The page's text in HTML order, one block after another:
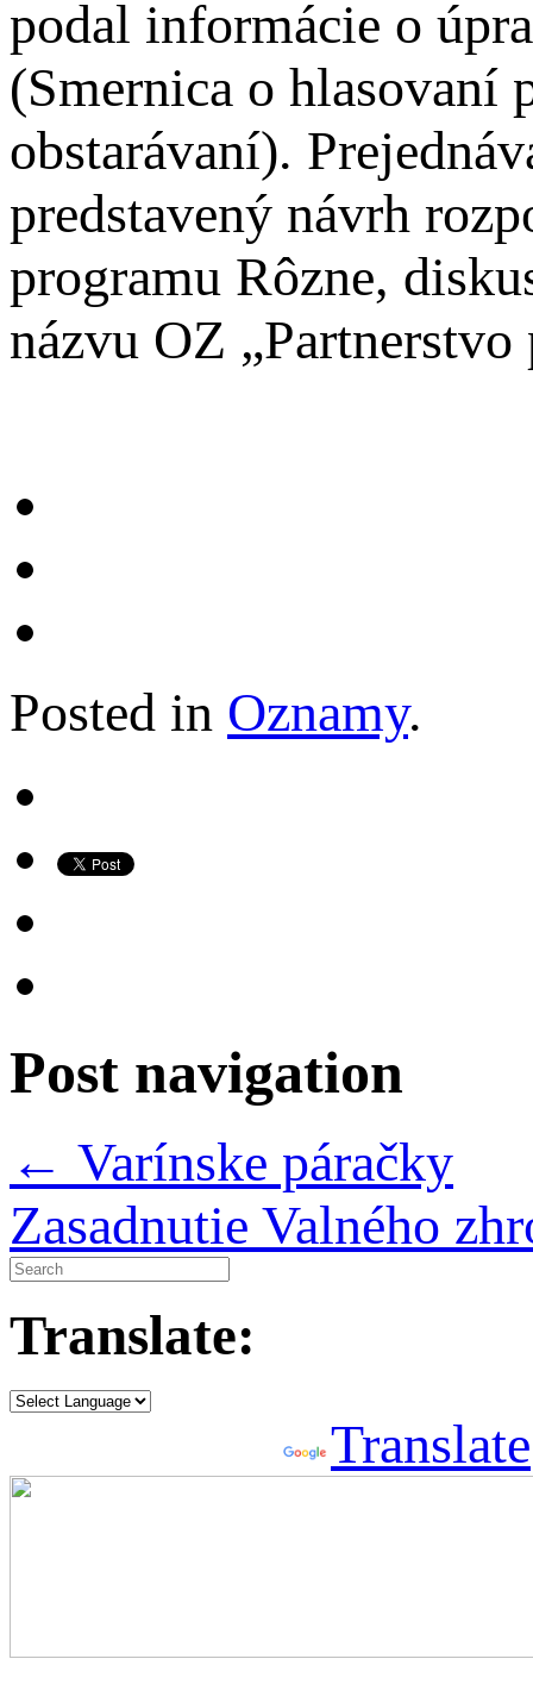
podal informácie o
(Smernica o hlasovaní
obstarávaní).
predstavený návrh
programu Rôzne,
názvu OZ
Posted in Oznamy.
Post navigation
← Varínske páračky
Zasadnutie Valného
Translate:
Translate